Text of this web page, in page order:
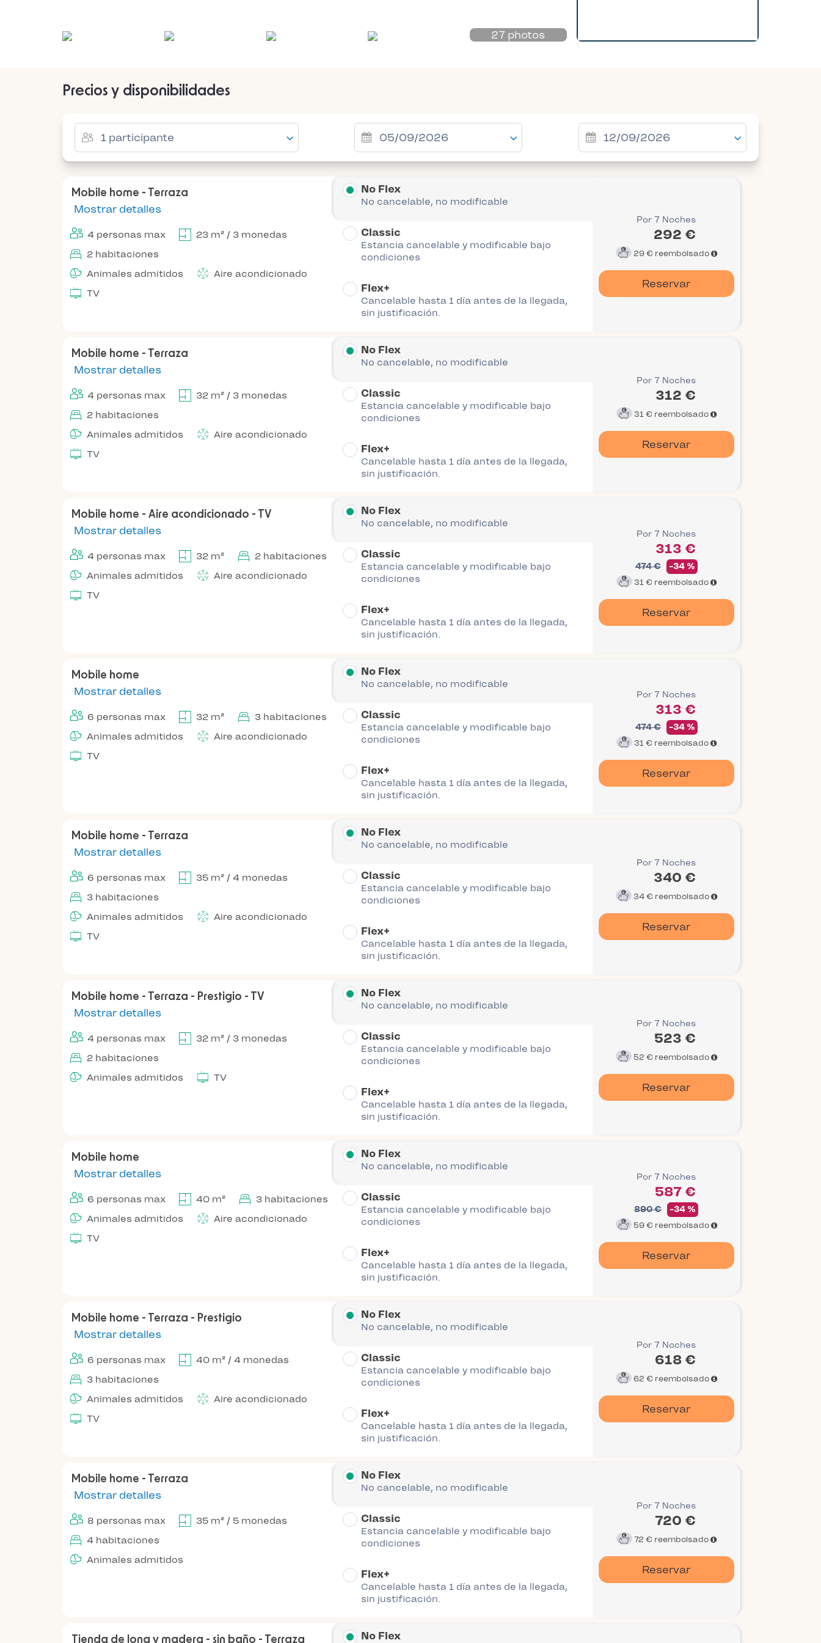
27 photos
Precios y disponibilidades
Mobile home - Terraza
Mostrar detalles
4 personas max
23 m² / 3 monedas
2 habitaciones
Animales admitidos
Aire acondicionado
TV
No Flex
No cancelable, no modificable
Classic
Estancia cancelable y modificable bajo
condiciones
Flex+
Cancelable hasta 1 día antes de la llegada,
sin justificación.
Por 7 Noches
292 €
29 € reembolsado
Reservar
Mobile home - Terraza
Mostrar detalles
4 personas max
32 m² / 3 monedas
2 habitaciones
Animales admitidos
Aire acondicionado
TV
No Flex
No cancelable, no modificable
Classic
Estancia cancelable y modificable bajo
condiciones
Flex+
Cancelable hasta 1 día antes de la llegada,
sin justificación.
Por 7 Noches
312 €
31 € reembolsado
Reservar
Mobile home - Aire acondicionado - TV
Mostrar detalles
4 personas max 32 m²
2 habitaciones
Animales admitidos
Aire acondicionado
TV
No Flex
No cancelable, no modificable
Classic
Estancia cancelable y modificable bajo
condiciones
Flex+
Cancelable hasta 1 día antes de la llegada,
sin justificación.
Por 7 Noches
313 €
474 € -34 %
31 € reembolsado
Reservar
Mobile home
Mostrar detalles
6 personas max 32 m²
3 habitaciones
Animales admitidos
Aire acondicionado
TV
No Flex
No cancelable, no modificable
Classic
Estancia cancelable y modificable bajo
condiciones
Flex+
Cancelable hasta 1 día antes de la llegada,
sin justificación.
Por 7 Noches
313 €
474 € -34 %
31 € reembolsado
Reservar
Mobile home - Terraza
Mostrar detalles
6 personas max
35 m² / 4 monedas
3 habitaciones
Animales admitidos
Aire acondicionado
TV
No Flex
No cancelable, no modificable
Classic
Estancia cancelable y modificable bajo
condiciones
Flex+
Cancelable hasta 1 día antes de la llegada,
sin justificación.
Por 7 Noches
340 €
34 € reembolsado
Reservar
Mobile home - Terraza - Prestigio - TV
Mostrar detalles
4 personas max
32 m² / 3 monedas
2 habitaciones
Animales admitidos
TV
No Flex
No cancelable, no modificable
Classic
Estancia cancelable y modificable bajo
condiciones
Flex+
Cancelable hasta 1 día antes de la llegada,
sin justificación.
Por 7 Noches
523 €
52 € reembolsado
Reservar
Mobile home
Mostrar detalles
6 personas max 40 m²
3 habitaciones
Animales admitidos
Aire acondicionado
TV
No Flex
No cancelable, no modificable
Classic
Estancia cancelable y modificable bajo
condiciones
Flex+
Cancelable hasta 1 día antes de la llegada,
sin justificación.
Por 7 Noches
587 €
890 € -34 %
59 € reembolsado
Reservar
Mobile home - Terraza - Prestigio
Mostrar detalles
6 personas max
40 m² / 4 monedas
3 habitaciones
Animales admitidos
Aire acondicionado
TV
No Flex
No cancelable, no modificable
Classic
Estancia cancelable y modificable bajo
condiciones
Flex+
Cancelable hasta 1 día antes de la llegada,
sin justificación.
Por 7 Noches
618 €
62 € reembolsado
Reservar
Mobile home - Terraza
Mostrar detalles
8 personas max
35 m² / 5 monedas
4 habitaciones
Animales admitidos
No Flex
No cancelable, no modificable
Classic
Estancia cancelable y modificable bajo
condiciones
Flex+
Cancelable hasta 1 día antes de la llegada,
sin justificación.
Por 7 Noches
720 €
72 € reembolsado
Reservar
Tienda de lona y madera - sin baño - Terraza No Flex